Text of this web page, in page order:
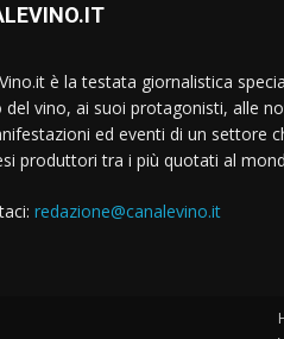
è la testata giornalistica
del vino, ai suoi protagonisti, alle
ed eventi di un settore
produttori tra i più quotati al
redazione@canalevino.it